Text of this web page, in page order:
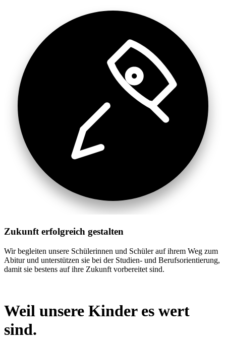
Zukunft erfolgreich gestalten
Wir begleiten unsere Schülerinnen und Schüler auf ihrem Weg zum
Abitur und unterstützen sie bei der Studien- und Berufsorientierung,
damit sie bestens auf ihre Zukunft vorbereitet sind.
Weil unsere Kinder es wert
sind.